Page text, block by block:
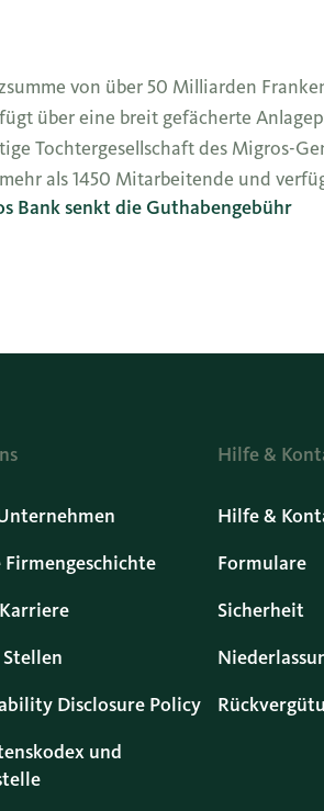
von über 50 Milliarden
über eine breit gefächerte
Tochtergesellschaft des Migros-
als 1450 Mitarbeitende und
Bank senkt die Guthabengebühr
Firmengeschichte
Disclosure Policy
und
Hilfe &
Hilfe &
Formulare
Sicherheit